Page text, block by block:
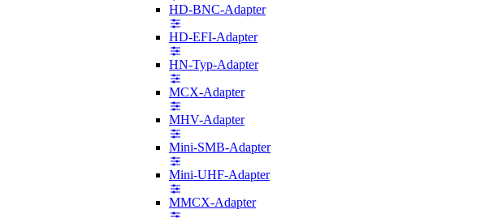
HD-BNC-Adapter
HD-EFI-Adapter
HN-Typ-Adapter
MCX-Adapter
MHV-Adapter
Mini-SMB-Adapter
Mini-UHF-Adapter
MMCX-Adapter